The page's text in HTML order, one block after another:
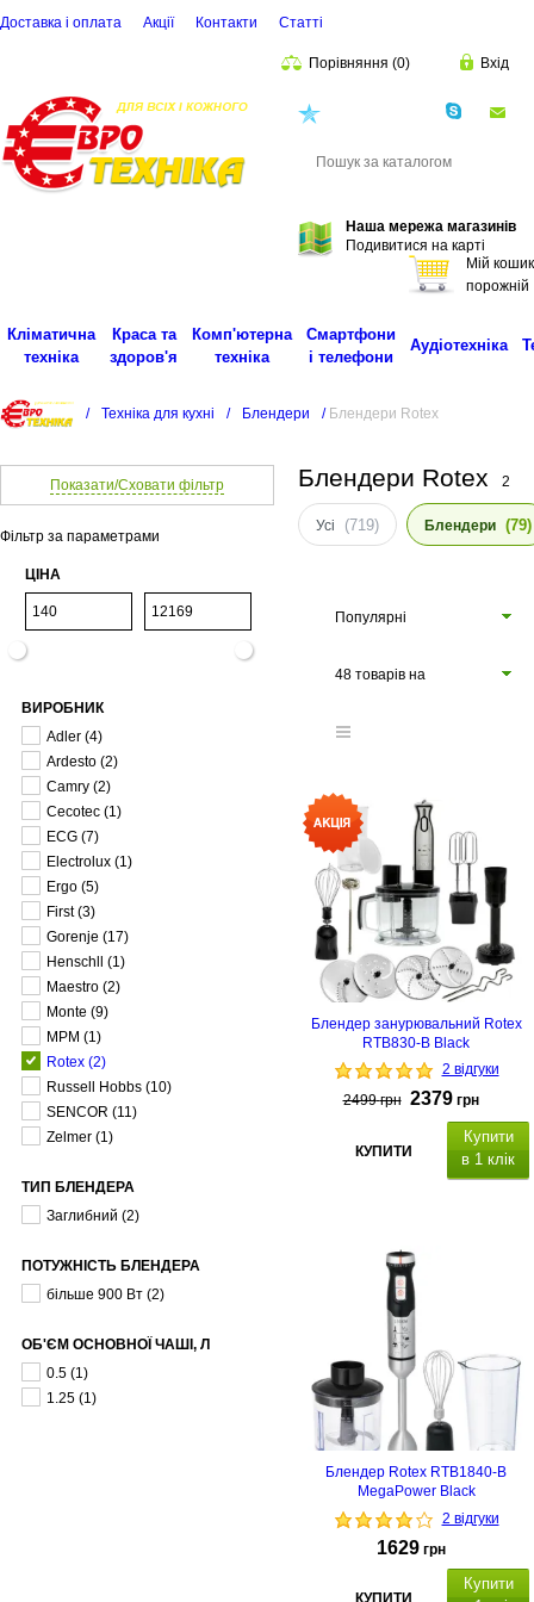
Доставка і оплата Акції Контакти Статті
Порівняння (0) Вхід
Наша мережа магазинів
Подивитися на карті
Мій кошик
порожній
Кліматична
техніка
Краса та
здоров'я
Комп'ютерна
техніка
Смартфони
і телефони
Аудіотехніка
/ Техніка для кухні / Блендери / Блендери Rotex
Показати/Сховати фільтр
Фільтр за параметрами
ЦІНА
ВИРОБНИК
Adler (4)
Ardesto (2)
Camry (2)
Cecotec (1)
ECG (7)
Electrolux (1)
Ergo (5)
First (3)
Gorenje (17)
Henschll
(1)
Maestro (2)
Monte (9)
MPM (1)
Rotex (2)
Russell Hobbs (10)
SENCOR (11)
Zelmer (1)
ТИП БЛЕНДЕРА
Заглибний (2)
ПОТУЖНІСТЬ БЛЕНДЕРА
більше 900 Вт (2)
ОБ'ЄМ ОСНОВНОЇ ЧАШІ, Л
0.5 (1)
1.25 (1)
Блендери Rotex 2
Усі (719) Блендери (79)
Популярні
48 товарів на
Блендер занурювальний Rotex
RTB830-B Black
2 відгуки
2499 грн 2379 грн
КУПИТИ
Купити
в 1 клік
Блендер Rotex RTB1840-B
MegaPower Black
2 відгуки
1629 грн
КУПИТИ
Купити